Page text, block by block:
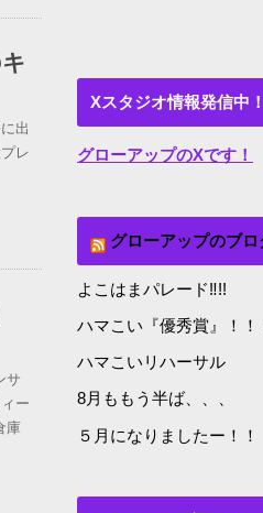
出
レ
サ
ー
庫
Xスタジオ情報発信中
グローアップのXです！
グローアップのブロ
よこはまパレード‼︎!!
ハマこい『優秀賞』！！
ハマこいリハーサル
8月ももう半ば、、、
５月になりましたー！！